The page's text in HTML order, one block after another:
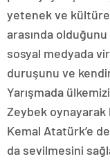
yetenek ve
arasında
sosyal medyada
duruşunu ve
Yarışmada
Zeybek
Kemal Atatürk’e
da sevilmesini